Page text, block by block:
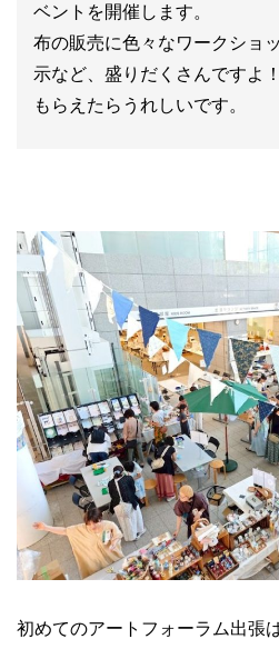
ベントを開催します。
布の販売に色々なワークショ
示など、盛りだくさんですよ
もらえたらうれしいです。
初めてのアートフォーラム出張